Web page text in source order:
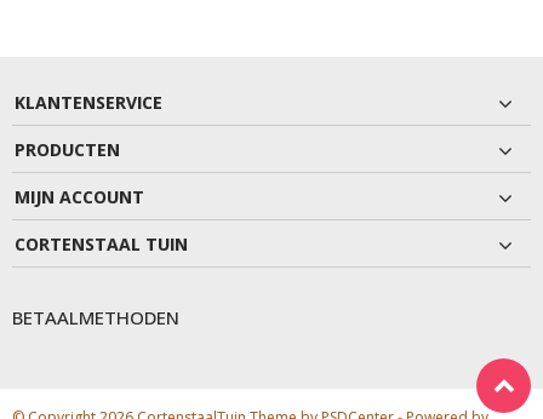
KLANTENSERVICE
PRODUCTEN
MIJN ACCOUNT
CORTENSTAAL TUIN
BETAALMETHODEN